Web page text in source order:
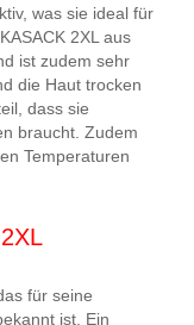
was sie ideal für
2XL aus
ist zudem sehr
die Haut trocken
dass sie
braucht. Zudem
Temperaturen
für seine
ist. Ein